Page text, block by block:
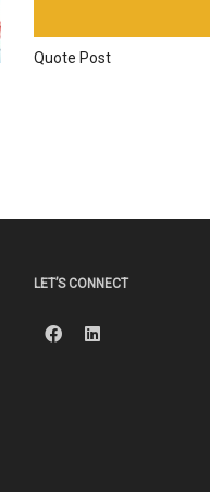
Quote Post
LET’S CONNECT